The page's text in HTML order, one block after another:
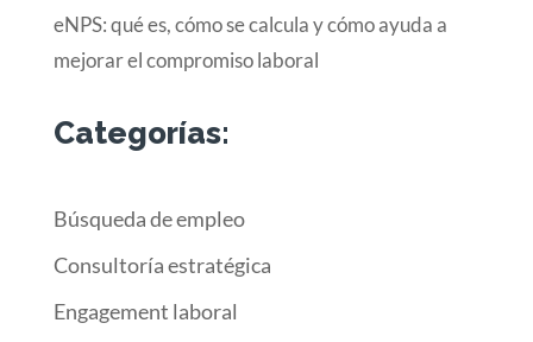
eNPS: qué es, cómo se calcula y cómo ayuda a
mejorar el compromiso laboral
Categorías:
Búsqueda de empleo
Consultoría estratégica
Engagement laboral